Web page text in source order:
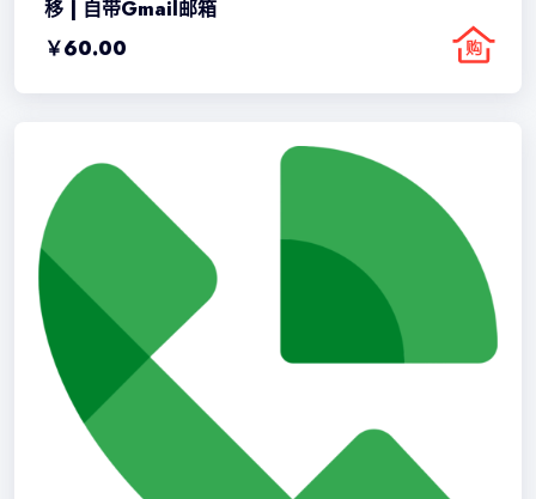
移 | 自带Gmail邮箱
￥60.00